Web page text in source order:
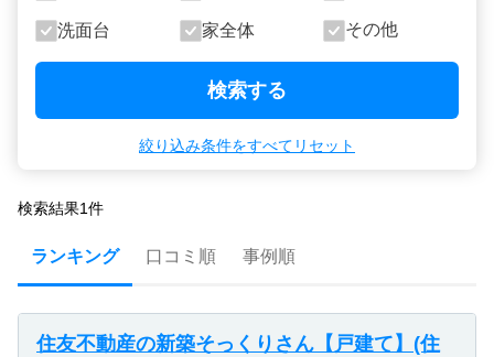
洗面台 家全体 その他
検索する
絞り込み条件をすべてリセット
検索結果1件
ランキング 口コミ順 事例順
住友不動産の新築そっくりさん【戸建て】(住